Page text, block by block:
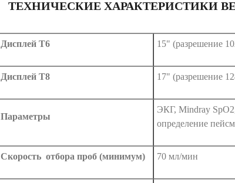
ТЕХНИЧЕСКИЕ ХАРАКТЕРИСТИКИ
Дисплей T6 15" (разрешение
Дисплей Т8 17" (разрешение
Параметры
ЭКГ, Mindray
определение
Скорость отбора проб (минимум) 70 мл/мин